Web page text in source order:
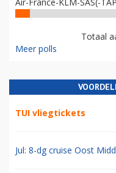
Totaal
Meer polls
TUI vliegtickets
Jul: 8-dg cruise Oost